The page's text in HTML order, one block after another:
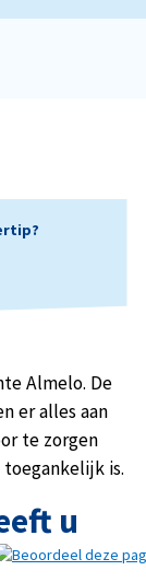
Almelo. De
er alles aan
te zorgen
is.
u